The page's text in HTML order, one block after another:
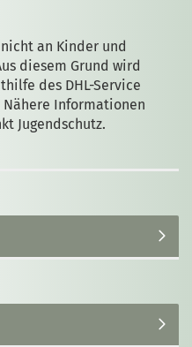
an Kinder und
diesem Grund wird
des DHL-Service
Informationen
Jugendschutz.